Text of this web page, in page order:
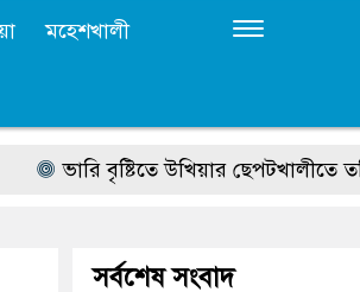
মহেশখালী
বৃষ্টিতে উখিয়ার ছেপটখালীতে তলিয়ে
সর্বশেষ সংবাদ